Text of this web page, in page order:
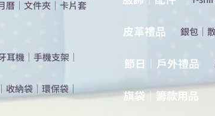
曆 ｜ 文件夾 ｜ 卡片套
耳機 ｜ 手機支架 ｜
｜ 收納袋 ｜ 環保袋｜
​皮革禮品 ​銀包 ｜
節日｜戶外禮品
旗袋｜籌款用品